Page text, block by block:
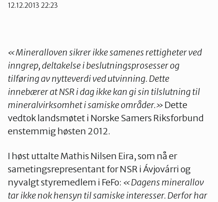
12.12.2013 22:23
«Minerallovensikrerikkesamenesrettigheterved
inngrep,deltakelseibeslutningsprosesserog
tilføringavnytteverdivedutvinning. Dette
innebæreratNSRidagikkekangisin tilslutningtil
mineralvirksomhetisamiskeområder.» Dette
vedtok landsmøtet i Norske Samers Riksforbund
enstemmig høsten 2012.
I høst uttalte Mathis Nilsen Eira, som nå er
sametingsrepresentant for NSR i Ávjovárri og
nyvalgt styremedlem i FeFo: «Dagensminerallov
tarikkenokhensyn tilsamiskeinteresser. Derforhar